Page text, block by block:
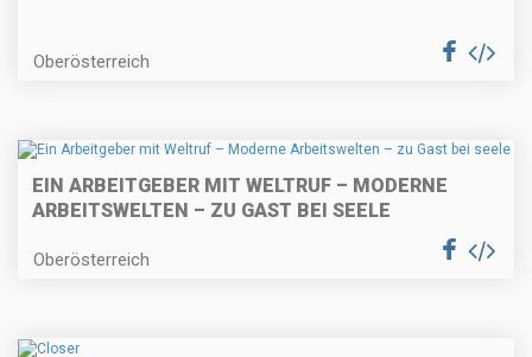
Oberösterreich
EIN ARBEITGEBER MIT WELTRUF – MODERNE
ARBEITSWELTEN – ZU GAST BEI SEELE
Oberösterreich